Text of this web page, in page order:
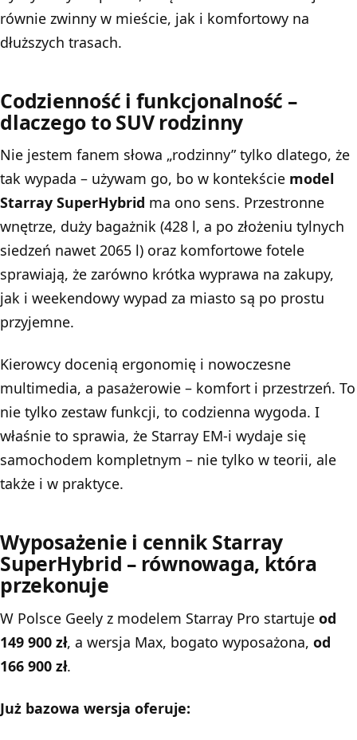
równie zwinny w mieście, jak i komfortowy na
dłuższych trasach.
Codzienność i funkcjonalność –
dlaczego to SUV rodzinny
Nie jestem fanem słowa „rodzinny” tylko dlatego, że
tak wypada – używam go, bo w kontekście model
Starray SuperHybrid ma ono sens. Przestronne
wnętrze, duży bagażnik (428 l, a po złożeniu tylnych
siedzeń nawet 2065 l) oraz komfortowe fotele
sprawiają, że zarówno krótka wyprawa na zakupy,
jak i weekendowy wypad za miasto są po prostu
przyjemne.
Kierowcy docenią ergonomię i nowoczesne
multimedia, a pasażerowie – komfort i przestrzeń. To
nie tylko zestaw funkcji, to codzienna wygoda. I
właśnie to sprawia, że Starray EM-i wydaje się
samochodem kompletnym – nie tylko w teorii, ale
także i w praktyce.
Wyposażenie i cennik Starray
SuperHybrid – równowaga, która
przekonuje
W Polsce Geely z modelem Starray Pro startuje od
149 900 zł, a wersja Max, bogato wyposażona, od
166 900 zł.
Już bazowa wersja oferuje: